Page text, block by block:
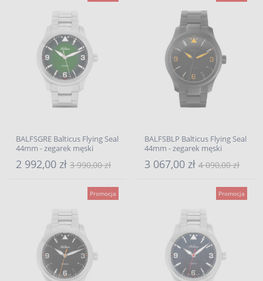
BALFSGRE Balticus Flying Seal
44mm - zegarek męski
2 992,00 zł 3 990,00 zł
BALFSBLP Balticus Flying Seal
44mm - zegarek męski
3 067,00 zł 4 090,00 zł
Promocja Promocja